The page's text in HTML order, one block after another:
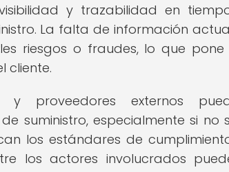
y trazabilidad en
La falta de información
riesgos o fraudes, lo que
cliente.
proveedores externos
suministro, especialmente si no
los estándares de
los actores involucrados